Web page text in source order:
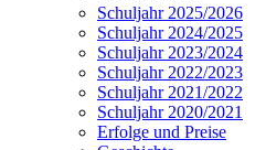
Schuljahr 2025/2026
Schuljahr 2024/2025
Schuljahr 2023/2024
Schuljahr 2022/2023
Schuljahr 2021/2022
Schuljahr 2020/2021
Erfolge und Preise